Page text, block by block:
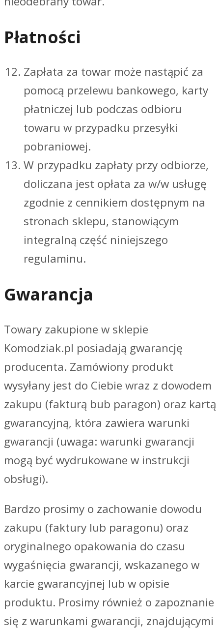
Płatności
Zapłata za towar może nastąpić za
pomocą przelewu bankowego, karty
płatniczej lub podczas odbioru
towaru w przypadku przesyłki
pobraniowej.
W przypadku zapłaty przy odbiorze,
doliczana jest opłata za w/w usługę
zgodnie z cennikiem dostępnym na
stronach sklepu, stanowiącym
integralną część niniejszego
regulaminu.
Gwarancja
Towary zakupione w sklepie
Komodziak.pl posiadają gwarancję
producenta. Zamówiony produkt
wysyłany jest do Ciebie wraz z dowodem
zakupu (fakturą bub paragon) oraz kartą
gwarancyjną, która zawiera warunki
gwarancji (uwaga: warunki gwarancji
mogą być wydrukowane w instrukcji
obsługi).
Bardzo prosimy o zachowanie dowodu
zakupu (faktury lub paragonu) oraz
oryginalnego opakowania do czasu
wygaśnięcia gwarancji, wskazanego w
karcie gwarancyjnej lub w opisie
produktu. Prosimy również o zapoznanie
się z warunkami gwarancji, znajdującymi